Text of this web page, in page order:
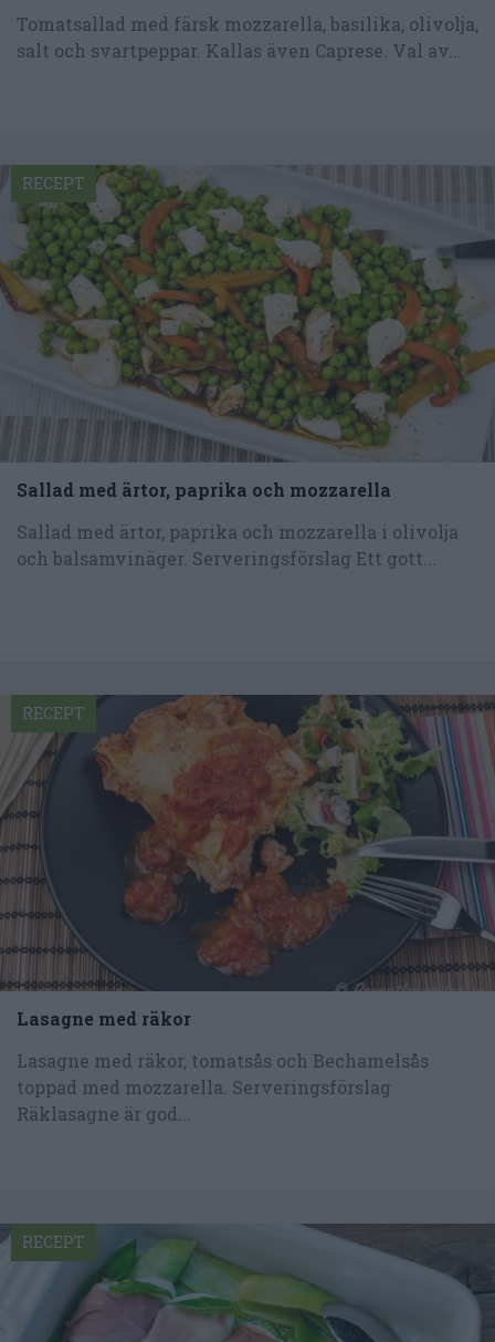
Tomatsallad med färsk mozzarella, basilika, olivolja,
salt och svartpeppar. Kallas även Caprese. Val av...
Sallad med ärtor, paprika och mozzarella
Sallad med ärtor, paprika och mozzarella i olivolja
och balsamvinäger. Serveringsförslag Ett gott...
RECEPT
Lasagne med räkor
Lasagne med räkor, tomatsås och Bechamelsås
toppad med mozzarella. Serveringsförslag
Räklasagne är god...
RECEPT
RECEPT